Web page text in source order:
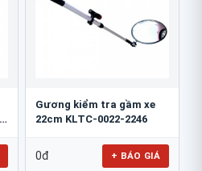
Gương kiểm tra gầm xe
22cm KLTC-0022-2246
0đ + BÁO GIÁ